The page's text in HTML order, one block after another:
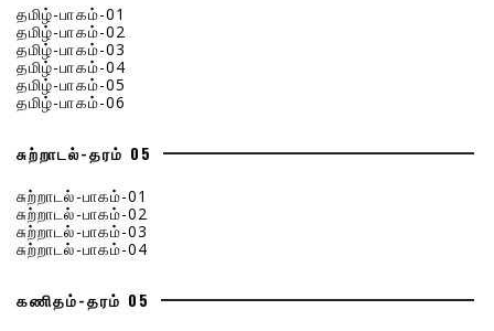
தமிழ்-பாகம்-01
தமிழ்-பாகம்-02
தமிழ்-பாகம்-03
தமிழ்-பாகம்-04
தமிழ்-பாகம்-05
தமிழ்-பாகம்-06
சுற்றாடல்-தரம் 05
சுற்றாடல்-பாகம்-01
சுற்றாடல்-பாகம்-02
சுற்றாடல்-பாகம்-03
சுற்றாடல்-பாகம்-04
கணிதம்-தரம் 05